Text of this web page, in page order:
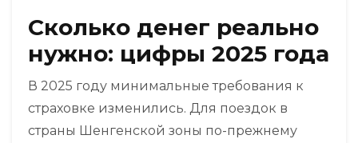
Сколько денег реально
нужно: цифры 2025 года
В 2025 году минимальные требования к
страховке изменились. Для поездок в
страны Шенгенской зоны по-прежнему